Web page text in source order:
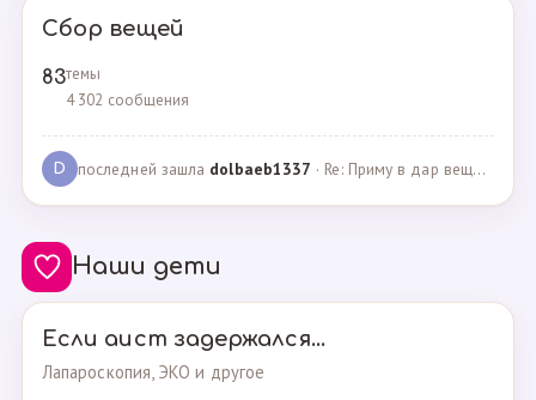
Сбор вещей
83темы
4 302 сообщения
D последней зашла dolbaeb1337 · Re: Приму в дар вещи на новорождённую девочку · 13.12.2024
Наши дети
Если аист задержался...
Лапароскопия, ЭКО и другое